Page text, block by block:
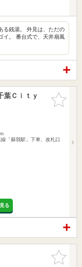
る銭湯。 外見は、ただの
イ。 番台式で、天井扇風
お気に入
りに追加
葉Ｃｉｔｙ
「蘇我駅」下車、改札口
る
お気に入
りに追加